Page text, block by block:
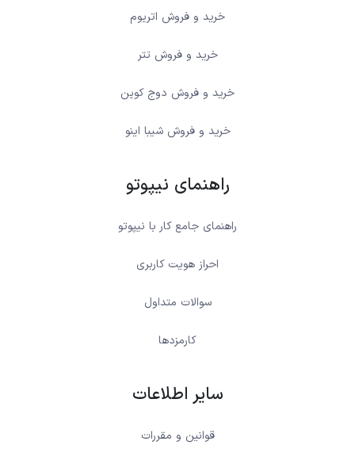
خرید و فروش اتریوم
خرید و فروش تتر
خرید و فروش دوج کوین
خرید و فروش شیبا اینو
راهنمای نیپوتو
راهنمای جامع کار با نیپوتو
احراز هویت کاربری
سوالات متداول
کارمزدها
سایر اطلاعات
قوانین و مقررات